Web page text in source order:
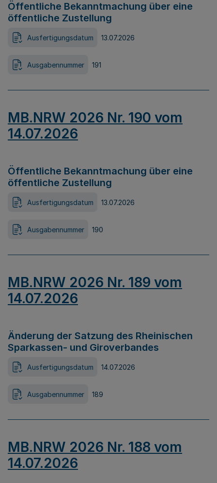
Öffentliche Bekanntmachung über eine
öffentliche Zustellung
Ausfertigungsdatum 13.07.2026
Ausgabennummer 191
MB.NRW 2026 Nr. 190 vom
14.07.2026
Öffentliche Bekanntmachung über eine
öffentliche Zustellung
Ausfertigungsdatum 13.07.2026
Ausgabennummer 190
MB.NRW 2026 Nr. 189 vom
14.07.2026
Änderung der Satzung des Rheinischen
Sparkassen- und Giroverbandes
Ausfertigungsdatum 14.07.2026
Ausgabennummer 189
MB.NRW 2026 Nr. 188 vom
14.07.2026